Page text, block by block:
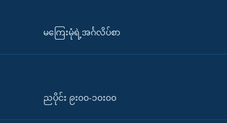
မကြေးမုံရဲ့အင်္ဂလိပ်စာ
ညပိုင်း ၉း၀၀-၁၀း၀၀